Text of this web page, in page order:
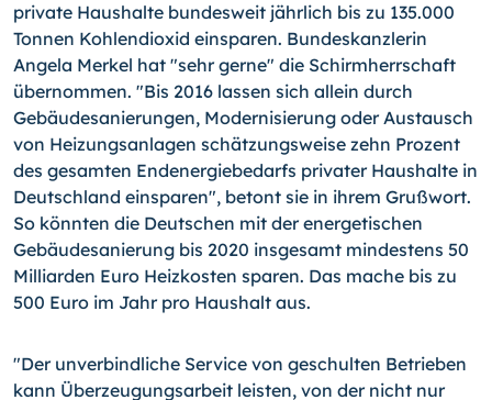
private Haushalte bundesweit jährlich bis zu 135.000
Tonnen Kohlendioxid einsparen. Bundeskanzlerin
Angela Merkel hat "sehr gerne" die Schirmherrschaft
übernommen. "Bis 2016 lassen sich allein durch
Gebäudesanierungen, Modernisierung oder Austausch
von Heizungsanlagen schätzungsweise zehn Prozent
des gesamten Endenergiebedarfs privater Haushalte in
Deutschland einsparen", betont sie in ihrem Grußwort.
So könnten die Deutschen mit der energetischen
Gebäudesanierung bis 2020 insgesamt mindestens 50
Milliarden Euro Heizkosten sparen. Das mache bis zu
500 Euro im Jahr pro Haushalt aus.
"Der unverbindliche Service von geschulten Betrieben
kann Überzeugungsarbeit leisten, von der nicht nur